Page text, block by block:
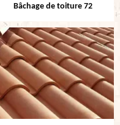
Bâchage de toiture 72